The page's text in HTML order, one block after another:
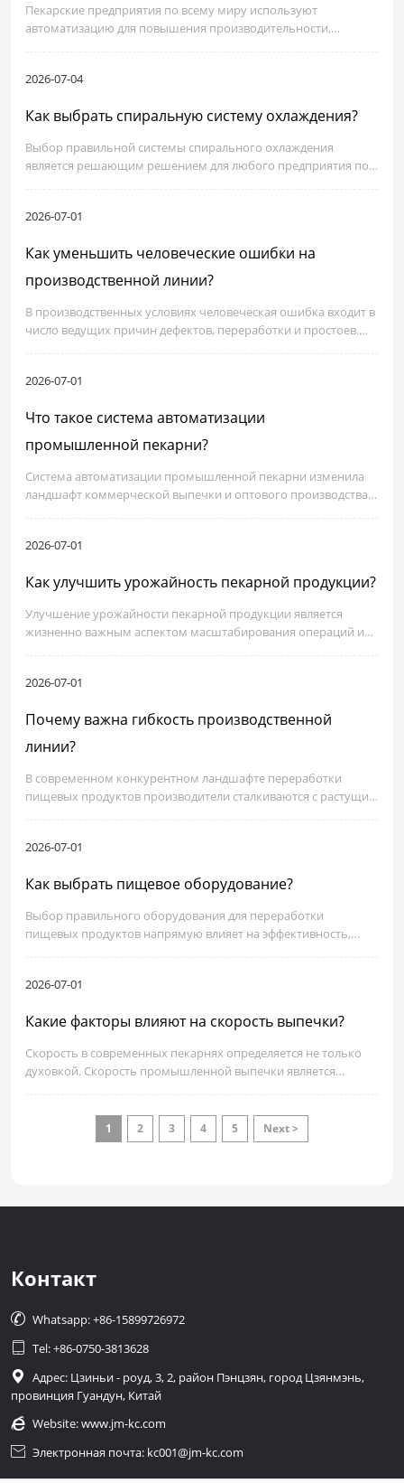
Пекарские предприятия по всему миру используют
автоматизацию для повышения производительности,
изменяющих масштабное производство, является система
2026-07-04
Как выбрать спиральную систему охлаждения?
Выбор правильной системы спирального охлаждения
является решающим решением для любого предприятия по
эксплуатационную эффективность. Охлаждение играет
пищевых продуктов.
2026-07-01
Как уменьшить человеческие ошибки на
производственной линии?
В производственных условиях человеческая ошибка входит в
число ведущих причин дефектов, переработки и простоев.
рабочих станциях на производственном этаже.
2026-07-01
Что такое система автоматизации
промышленной пекарни?
Система автоматизации промышленной пекарни изменила
ландшафт коммерческой выпечки и оптового производства.
последовательного качества во всех линиях продукции.
2026-07-01
Как улучшить урожайность пекарной продукции?
Улучшение урожайности пекарной продукции является
жизненно важным аспектом масштабирования операций и
урожайности не только уменьшают отходы, но и приводят к
эффективности производства.
2026-07-01
Почему важна гибкость производственной
линии?
В современном конкурентном ландшафте переработки
пищевых продуктов производители сталкиваются с растущим
промышленность вырастет с совокупными годовыми
обусловленными спросом на разнообразные пекарные
2026-07-01
Как выбрать пищевое оборудование?
Выбор правильного оборудования для переработки
пищевых продуктов напрямую влияет на эффективность,
закупкам, смотрящих на промышленное пищевое
приведение их в соответствие с целями производства имеет
2026-07-01
Какие факторы влияют на скорость выпечки?
Скорость в современных пекарнях определяется не только
духовкой. Скорость промышленной выпечки является
окончательной упаковки. Когда какая-либо стадия не
соответствует ритму линии, общий выход снижается, даже
1 2 3 4 5 Next >
Контакт
 Whatsapp: +86-15899726972
 Tel: +86-0750-3813628

Адрес: Цзиньи - роуд, 3, 2, район Пэнцзян, город Цзянмэнь,
провинция Гуандун, Китай
 Website:www.jm-kc.com
 Электронная почта: kc001@jm-kc.com